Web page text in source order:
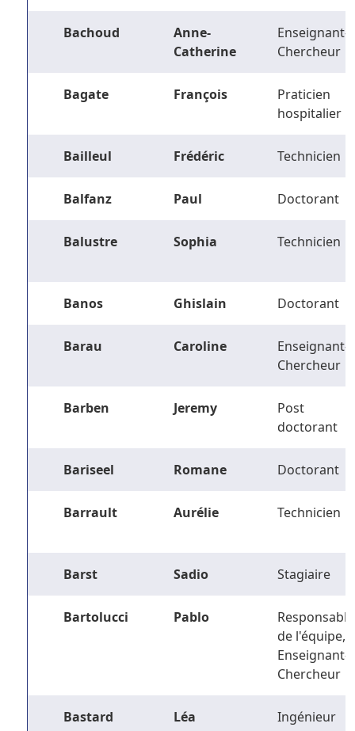
Bachoud
Anne-
Catherine
Enseignant-
Chercheur
Bagate François
Praticien
hospitalier
Bailleul Frédéric Technicien
Balfanz Paul Doctorant
Balustre Sophia Technicien
Banos Ghislain Doctorant
Barau Caroline
Enseignant-
Chercheur
Barben Jeremy
Post
doctorant
Bariseel Romane Doctorant
Barrault Aurélie Technicien
Barst Sadio Stagiaire
Bartolucci Pablo
Responsable
de l'équipe,
Enseignant-
Chercheur
Bastard Léa Ingénieur